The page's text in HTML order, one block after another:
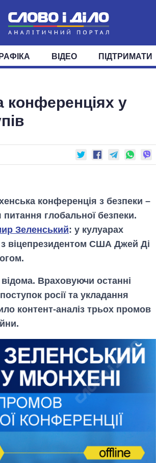
ЕКОНОМІКА СУСПІЛЬСТВО
КОМІТЕТИ ФРАКЦІЇ ОКРУГИ
ВІДЕО ПІДТРИМАТИ
у
конференція з безпеки –
глобальної безпеки.
Зеленський: у кулуарах
з віцепрезидентом США Джей Ді
Враховуючи останні
росії та укладання
контент-аналіз трьох промов